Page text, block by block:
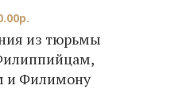
из тюрьмы
и Филимону
р.